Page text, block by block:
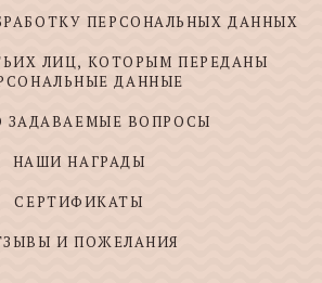
ПЕРСОНАЛЬНЫХ ДАННЫХ
ЛИЦ, КОТОРЫМ ПЕРЕДАНЫ
ДАННЫЕ
ЗАДАВАЕМЫЕ ВОПРОСЫ
НАШИ НАГРАДЫ
СЕРТИФИКАТЫ
И ПОЖЕЛАНИЯ